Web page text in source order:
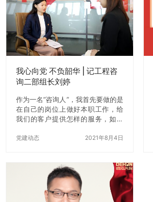
会上，部分党员结合观看感受与自
身学习实践深入开展讨论发言，大
家谈体会、讲感受、说心得，与会
人员表示深受红旗渠精神感染，也
越发体会到身为党员的责任与使
命，也要将这种不怕吃苦、实事求
我心向党 不负韶华 | 记工程咨
询二部组长刘婷
作为一名“咨询人”，我首先要做的是
在自己的岗位上做好本职工作，给
我们的客户提供怎样的服务，如何
说：没有人拒绝你真诚地对他好，
个“45-40-15”原则，也就是提供的
咨询成果中，45%是客户认可的事
实，40%是将客户推向认知边界，
15%是提出出乎客户预料的解决方
党建动态 2021年8月4日